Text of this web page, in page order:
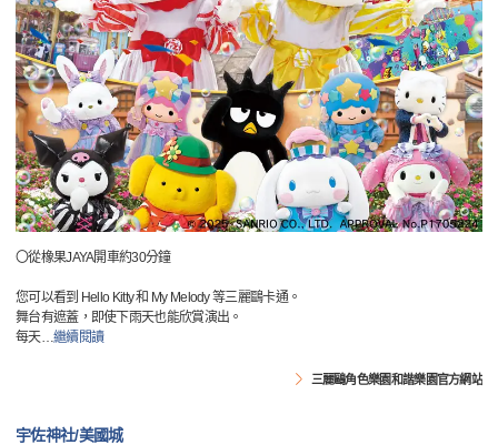
〇從橡果JAYA開車約30分鐘
您可以看到 Hello Kitty 和 My Melody 等三麗鷗卡通。
舞台有遮蓋，即使下雨天也能欣賞演出。
每天…繼續閱讀
三麗鷗角色樂園和諧樂園官方網站
宇佐神社/美國城